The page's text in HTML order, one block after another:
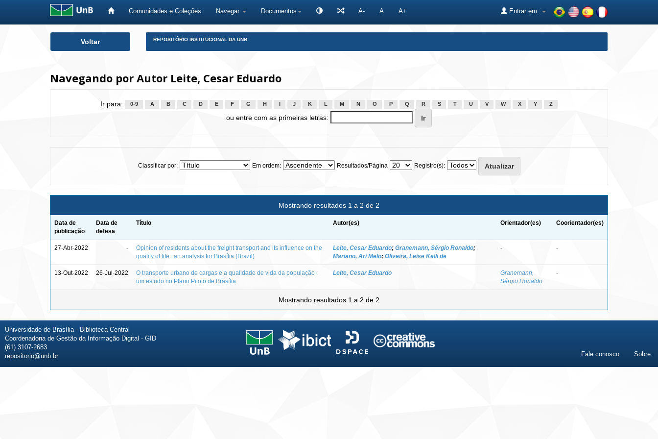
Comunidades e Coleções Navegar Documentos A- A A+ Entrar em:
Voltar REPOSITÓRIO INSTITUCIONAL DA UNB
Navegando por Autor Leite, Cesar Eduardo
Ir para: 0-9 A B C D E F G H J K L M N O P Q R S T U V W X Y Z
ou entre com as primeiras letras:
Classificar por: Em ordem: Resultados/Página Registro(s):
Mostrando resultados 1 a 2 de 2
Data de
publicação
Data de
defesa
Título Autor(es) Orientador(es) Coorientador(es)
27-Abr-2022 -
Opinion of residents about the freight transport and its influence on the
quality of life : an analysis for Brasília (Brazil)
Leite, Cesar Eduardo; Granemann, Sérgio Ronaldo;
Mariano, Ari Melo; Oliveira, Leise Kelli de
- -
13-Out-2022 26-Jul-2022
O transporte urbano de cargas e a qualidade de vida da população :
um estudo no Plano Piloto de Brasília
Leite, Cesar Eduardo
Granemann,
Sérgio Ronaldo
-
Mostrando resultados 1 a 2 de 2
Universidade de Brasília - Biblioteca Central
Coordenadoria de Gestão da Informação Digital - GID
(61) 3107-2683
repositorio@unb.br
Fale conosco Sobre